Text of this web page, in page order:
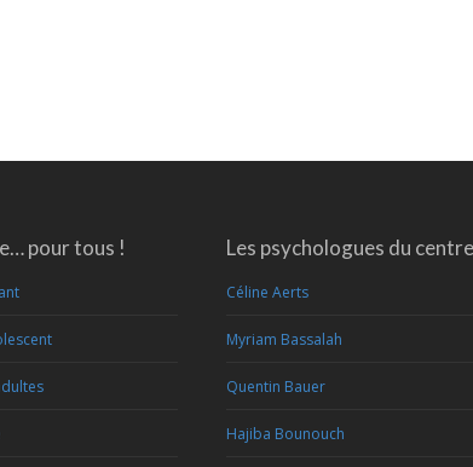
pour tous ! Les psychologues du centre
Céline Aerts
Myriam Bassalah
Quentin Bauer
Hajiba Bounouch